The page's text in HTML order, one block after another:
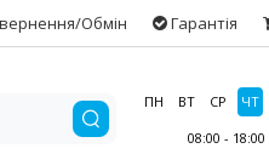
Обмін Гарантія
ПН ВТ СР ЧТ
08:00 - 18:00